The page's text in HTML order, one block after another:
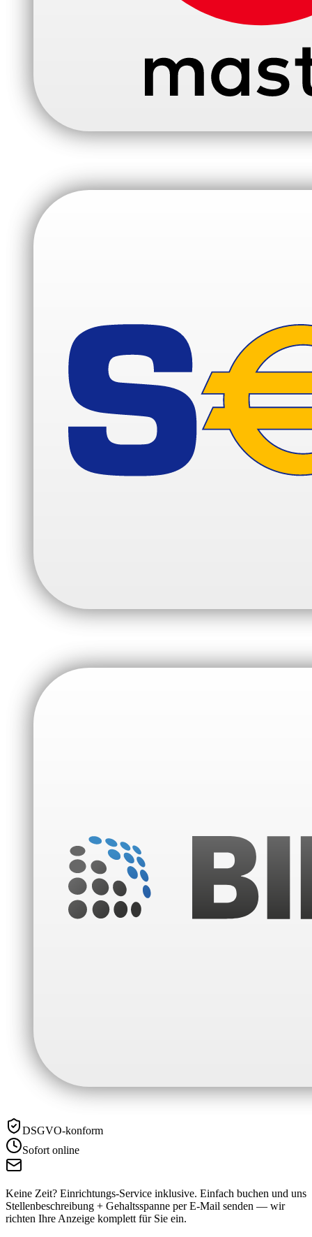
DSGVO-konform
Sofort online
Keine Zeit? Einrichtungs-Service inklusive. Einfach buchen und uns
Stellenbeschreibung + Gehaltsspanne per E-Mail senden — wir
richten Ihre Anzeige komplett für Sie ein.